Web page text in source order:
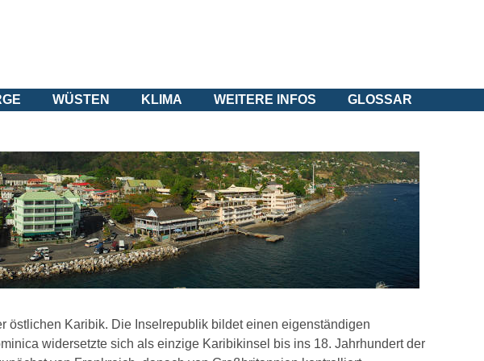
WÜSTEN KLIMA WEITERE INFOS GLOSSAR
östlichen Karibik. Die Inselrepublik bildet einen eigenständigen
widersetzte sich als einzige Karibikinsel bis ins 18. Jahrhundert der